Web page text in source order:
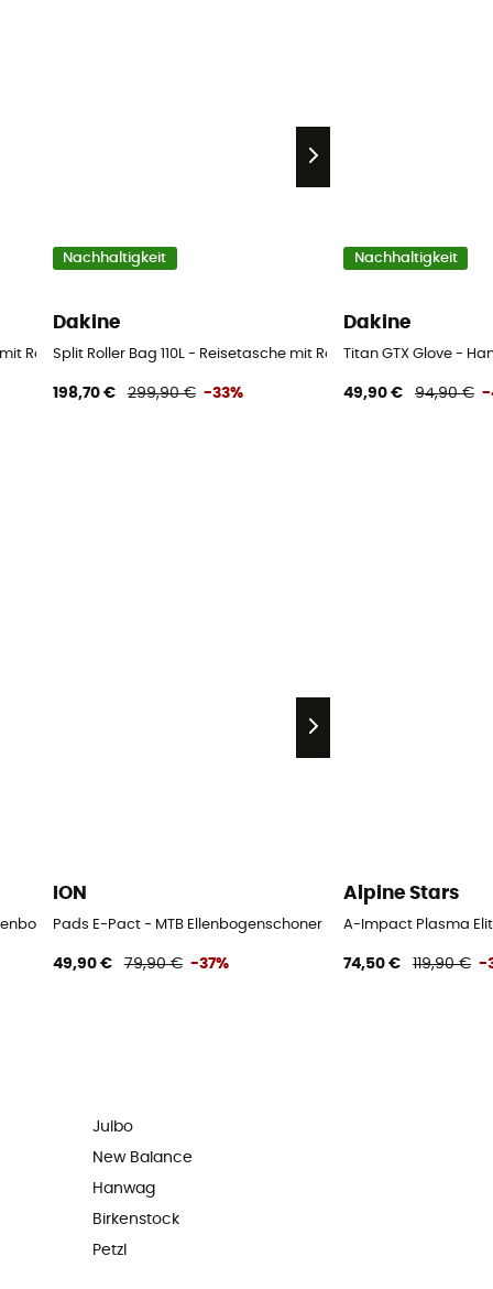
Rollen
Nachhaltigkeit
Dakine
Split Roller Bag 110L - Reisetasche mit Rollen
198,70 € 299,90 € -33%
Nachhaltigkeit
Dakine
Titan GTX Glove -
49,90 € 94,90 € -
- Herren
ION
Pads E-Pact - MTB Ellenbogenschoner
49,90 € 79,90 € -37%
Alpine Stars
A-Impact Plasma
74,50 € 119,90 € -
Julbo
New Balance
Hanwag
Birkenstock
Petzl